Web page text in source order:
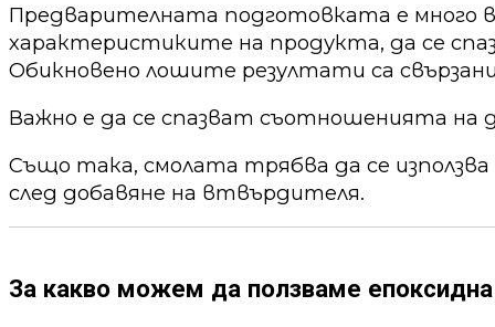
Предварителната подготовката е много
характеристиките на продукта, да се
Обикновено лошите резултати са
Важно е да се спазват съотношенията на
Също така, смолата трябва да се
след добавяне на втвърдителя.
За какво можем да ползваме